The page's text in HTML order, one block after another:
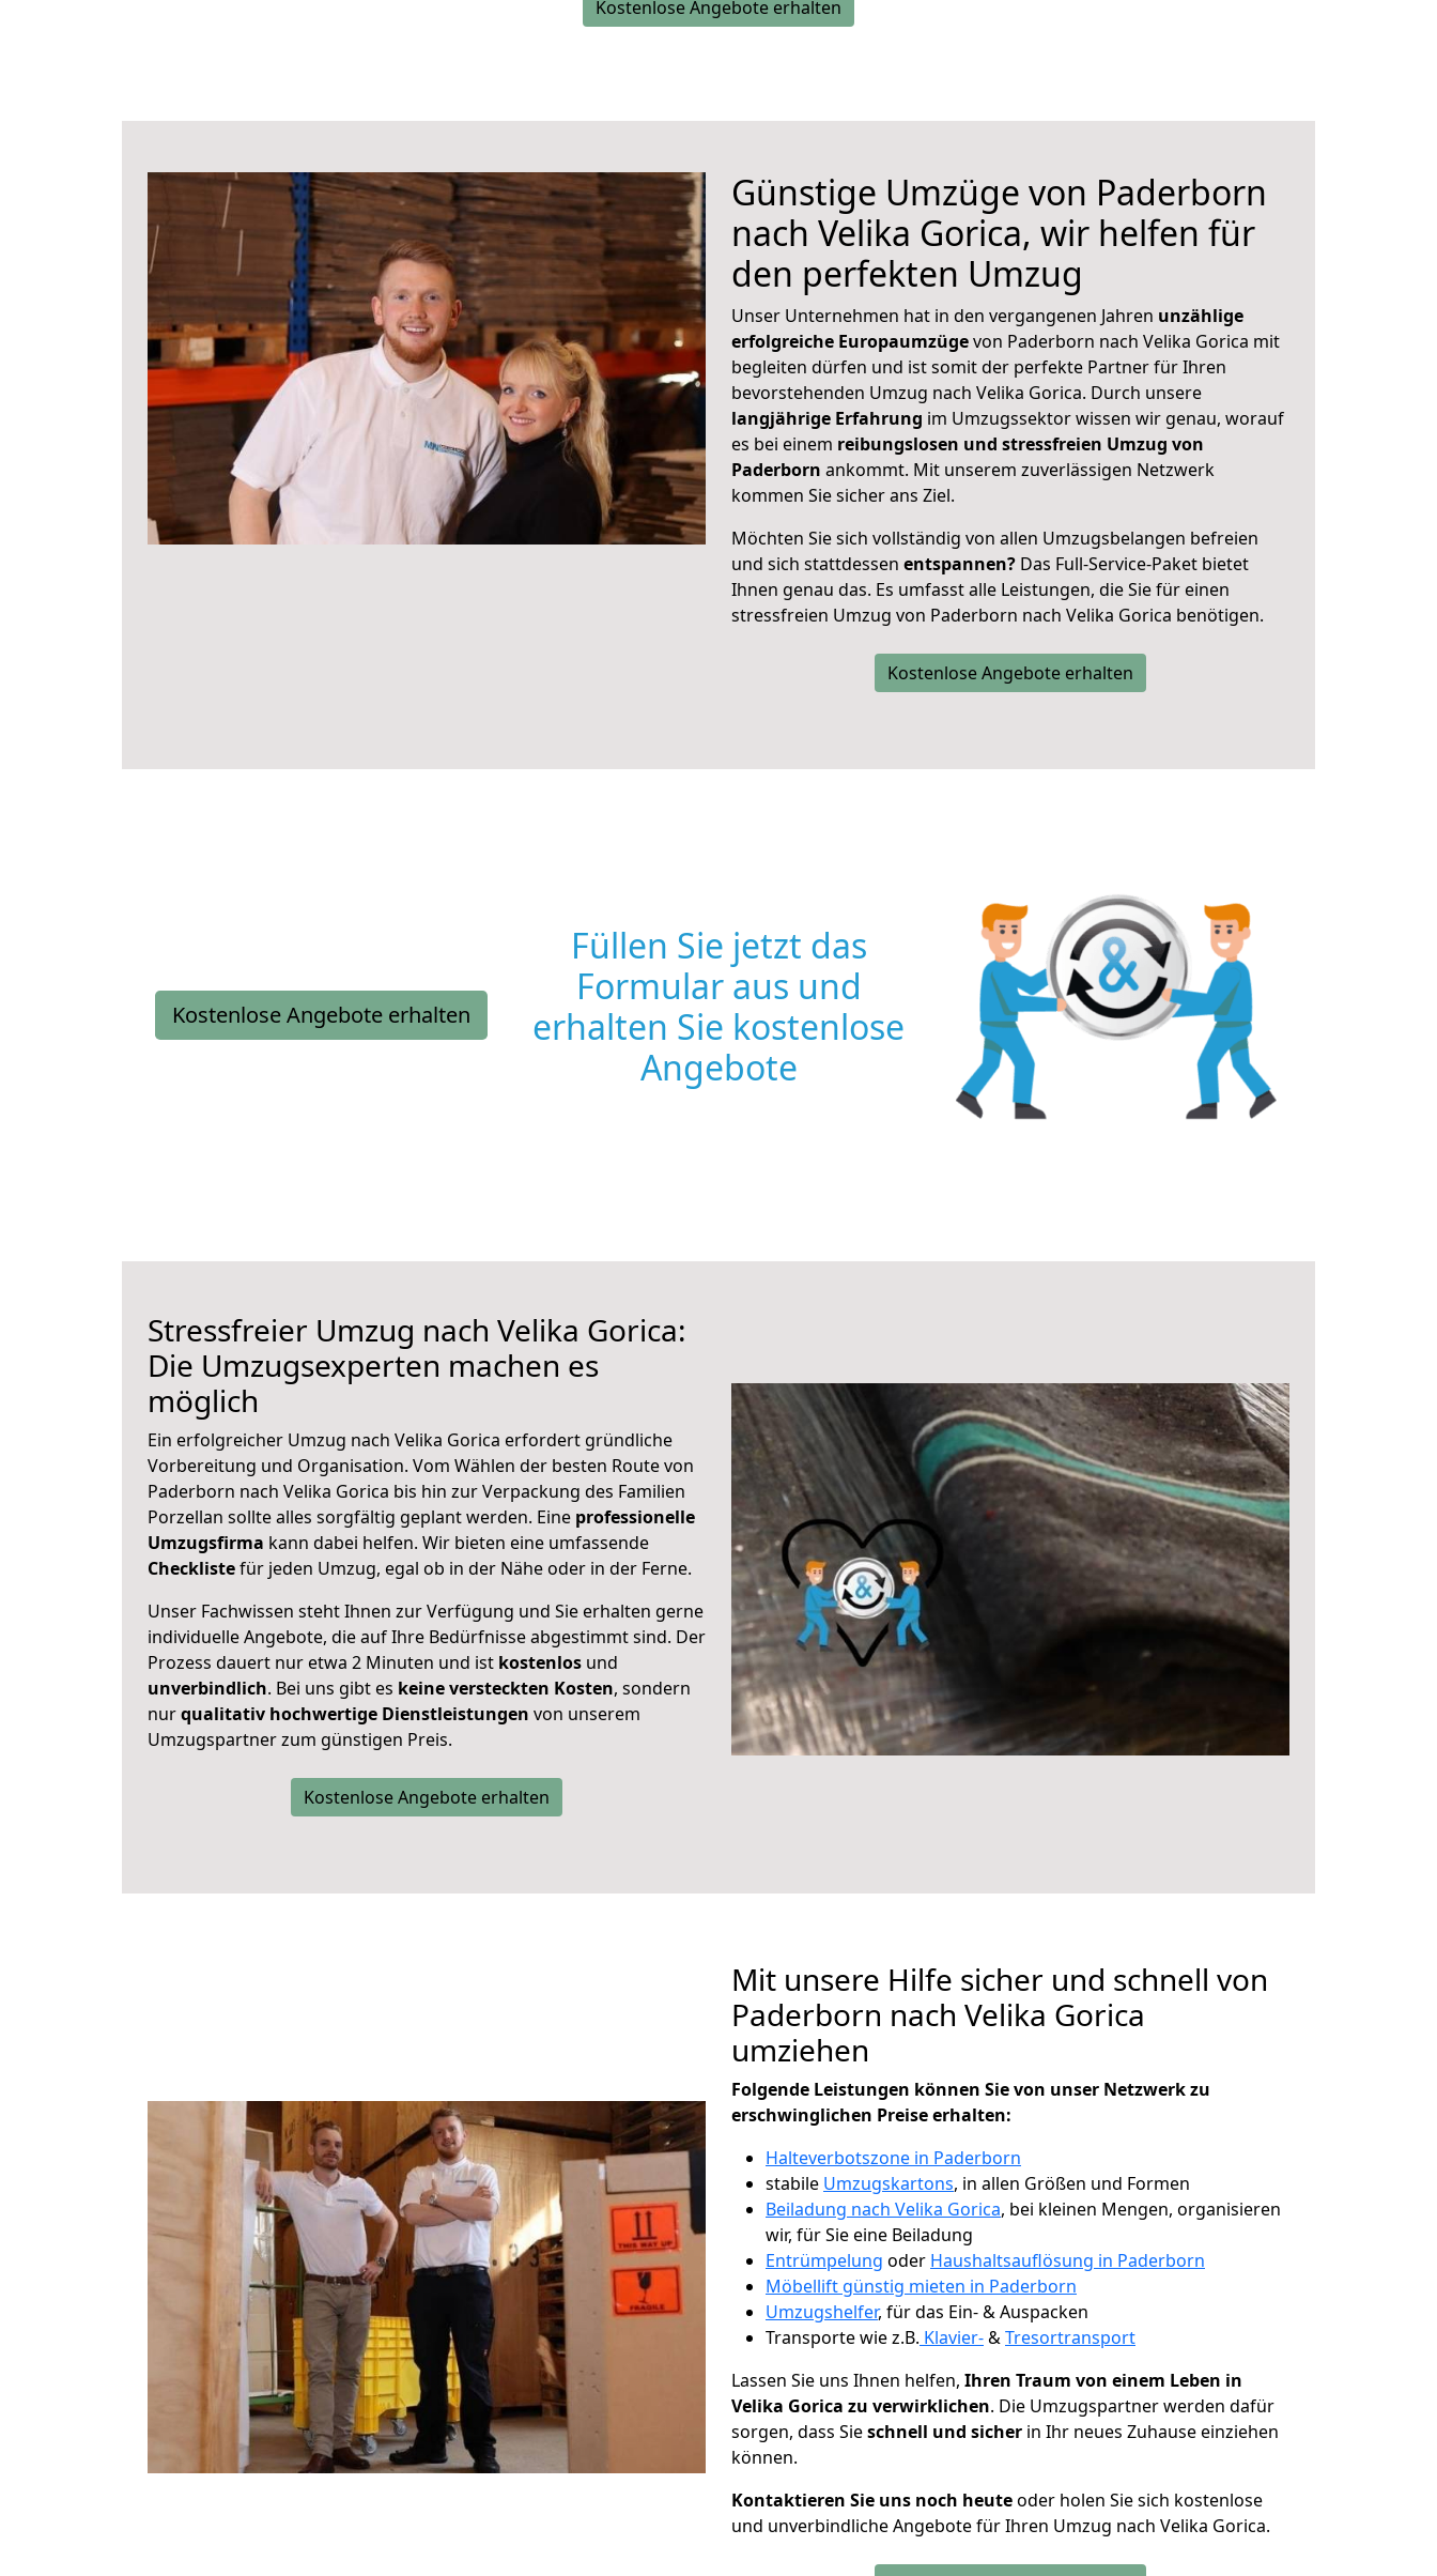
Kostenlose Angebote erhalten
Günstige Umzüge von Paderborn
nach Velika Gorica, wir helfen für
den perfekten Umzug
Unser Unternehmen hat in den vergangenen Jahren unzählige
erfolgreiche Europaumzügevon Paderborn nach Velika Gorica mit
begleiten dürfen und ist somit der perfekte Partner für Ihren
bevorstehenden Umzug nach Velika Gorica. Durch unsere
langjährige Erfahrung im Umzugssektor wissen wir genau, worauf
es bei einem reibungslosen und stressfreien Umzug von
Paderborn ankommt. Mit unserem zuverlässigen Netzwerk
kommen Sie sicher ans Ziel.
Möchten Sie sich vollständig von allen Umzugsbelangen befreien
und sich stattdessen entspannen? Das Full-Service-Paket bietet
Ihnen genau das. Es umfasst alle Leistungen, die Sie für einen
stressfreien Umzug von Paderborn nach Velika Gorica benötigen.
Kostenlose Angebote erhalten
Kostenlose Angebote erhalten
Füllen Sie jetzt das
Formular aus und
erhalten Sie kostenlose
Angebote
Stressfreier Umzug nach Velika Gorica:
Die Umzugsexperten machen es
möglich
Ein erfolgreicher Umzug nach Velika Gorica erfordert gründliche
Vorbereitung und Organisation. Vom Wählen der besten Route von
Paderborn nach Velika Gorica bis hin zur Verpackung des Familien
Porzellan sollte alles sorgfältig geplant werden. Eine professionelle
Umzugsfirma kann dabei helfen. Wir bieten eine umfassende
Checklistefür jeden Umzug, egal ob in der Nähe oder in der Ferne.
Unser Fachwissen steht Ihnen zur Verfügung und Sie erhalten gerne
individuelle Angebote, die auf Ihre Bedürfnisse abgestimmt sind. Der
Prozess dauert nur etwa 2 Minuten und ist kostenlos und
unverbindlich. Bei uns gibt es keine versteckten Kosten, sondern
nurqualitativ hochwertige Dienstleistungen von unserem
Umzugspartner zum günstigen Preis.
Kostenlose Angebote erhalten
Mit unsere Hilfe sicher und schnell von
Paderborn nach Velika Gorica
umziehen
Folgende Leistungen können Sie von unser Netzwerk zu
erschwinglichen Preise erhalten:
Halteverbotszone in Paderborn
stabile Umzugskartons, in allen Größen und Formen
Beiladung nach Velika Gorica, bei kleinen Mengen, organisieren
wir, für Sie eine Beiladung
Entrümpelung oder Haushaltsauflösung in Paderborn
Möbellift günstig mieten in Paderborn
Umzugshelfer, für das Ein- & Auspacken
Transporte wie z.B. Klavier-&Tresortransport
Lassen Sie uns Ihnen helfen, Ihren Traum von einem Leben in
Velika Gorica zu verwirklichen. Die Umzugspartner werden dafür
sorgen, dass Sieschnell und sicher in Ihr neues Zuhause einziehen
können.
Kontaktieren Sie uns noch heuteoder holen Sie sich kostenlose
und unverbindliche Angebote für Ihren Umzug nach Velika Gorica.